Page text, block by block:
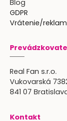
Blog
GDPR
Vrátenie/
Real Fan s.r.o.
Vukovarská
841 07
Kontakt